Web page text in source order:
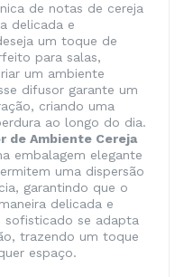
de notas de cereja
delicada e
um toque de
para salas,
um ambiente
difusor garante um
criando uma
ao longo do dia.
de Ambiente Cereja
embalagem elegante
uma dispersão
garantindo que o
delicada e
sofisticado se adapta
trazendo um toque
espaço.